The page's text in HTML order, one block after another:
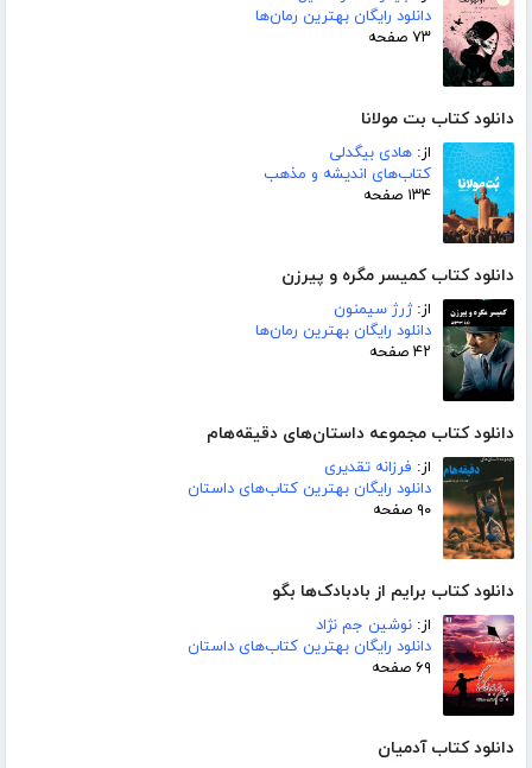
دانلود رایگان بهترین رمان‌ها
۷۳ صفحه
دانلود کتاب بت مولانا
از: هادی بیگدلی
کتاب‌های اندیشه و مذهب
۱۳۴ صفحه
دانلود کتاب کمیسر مگره و پیرزن
از:ژرژ سیمنون
دانلود رایگان بهترین رمان‌ها
۴۲ صفحه
دانلود کتاب مجموعه داستان‌های دقیقه‌هام
از: فرزانه تقدیری
دانلود رایگان بهترین کتاب‌های داستان
۹۰ صفحه
دانلود کتاب برایم از بادبادک‌ها بگو
از: نوشین جم نژاد
دانلود رایگان بهترین کتاب‌های داستان
۶۹ صفحه
دانلود کتاب آدمیان